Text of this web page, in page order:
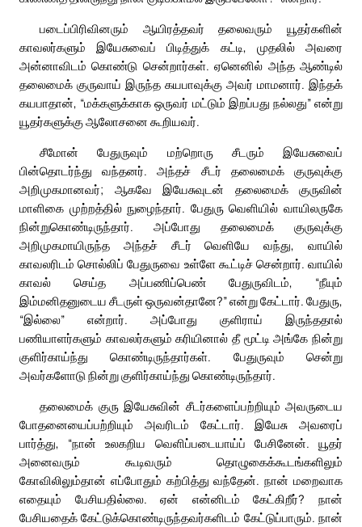
படைப்பிரிவினரும் ஆயிரத்தவர் தலைவரும் யூதர்களின்
காவலர்களும் இயேசுவைப் பிடித்துக் கட்டி, முதலில் அவரை
அன்னாவிடம் கொண்டு சென்றார்கள். ஏனெனில் அந்த ஆண்டில்
தலைமைக் குருவாய் இருந்த கயபாவுக்கு அவர் மாமனார். இந்தக்
கயபாதான், “மக்களுக்காக ஒருவர் மட்டும் இறப்பது நல்லது” என்று
யூதர்களுக்கு ஆலோசனை கூறியவர்.
சீமோன் பேதுருவும் மற்றொரு சீடரும் இயேசுவைப்
பின்தொடர்ந்து வந்தனர். அந்தச் சீடர் தலைமைக் குருவுக்கு
அறிமுகமானவர்; ஆகவே இயேசுவுடன் தலைமைக் குருவின்
மாளிகை முற்றத்தில் நுழைந்தார். பேதுரு வெளியில் வாயிலருகே
நின்றுகொண்டிருந்தார். அப்போது தலைமைக் குருவுக்கு
அறிமுகமாயிருந்த அந்தச் சீடர் வெளியே வந்து, வாயில்
காவலரிடம் சொல்லிப் பேதுருவை உள்ளே கூட்டிச் சென்றார். வாயில்
காவல் செய்த அப்பணிப்பெண் பேதுருவிடம், “நீயும்
இம்மனிதனுடைய சீடருள் ஒருவன்தானே?” என்று கேட்டார். பேதுரு,
“இல்லை” என்றார். அப்போது குளிராய் இருந்ததால்
பணியாளர்களும் காவலர்களும் கரியினால் தீ மூட்டி அங்கே நின்று
குளிர்காய்ந்து கொண்டிருந்தார்கள். பேதுருவும் சென்று
அவர்களோடு நின்று குளிர்காய்ந்து கொண்டிருந்தார்.
தலைமைக் குரு இயேசுவின் சீடர்களைப்பற்றியும் அவருடைய
போதனையைப்பற்றியும் அவரிடம் கேட்டார். இயேசு அவரைப்
பார்த்து, “நான் உலகறிய வெளிப்படையாய்ப் பேசினேன். யூதர்
அனைவரும் கூடிவரும் தொழுகைக்கூடங்களிலும்
கோவிலிலும்தான் எப்போதும் கற்பித்து வந்தேன். நான் மறைவாக
எதையும் பேசியதில்லை. ஏன் என்னிடம் கேட்கிறீர்? நான்
பேசியதைக் கேட்டுக்கொண்டிருந்தவர்களிடம் கேட்டுப்பாரும். நான்